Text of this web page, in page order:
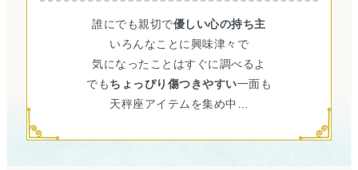
誰にでも親切で優しい心の持ち主
いろんなことに興味津々で
気になったことはすぐに調べるよ
でもちょっぴり傷つきやすい一面も
天秤座アイテムを集め中…